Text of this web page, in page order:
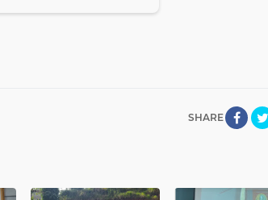
SHARE